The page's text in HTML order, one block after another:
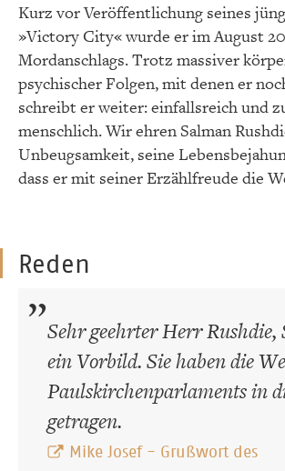
Kurz vor Veröffentlichung seines
»Victory City« wurde er im August
Mordanschlags. Trotz massiver
psychischer Folgen, mit denen er
schreibt er weiter: einfallsreich und
menschlich. Wir ehren Salman
Unbeugsamkeit, seine
dass er mit seiner Erzählfreude die
Reden
Sehr geehrter Herr Rushdie,
ein Vorbild. Sie haben die
Paulskirchenparlaments in
getragen.
Mike Josef - Grußwort des